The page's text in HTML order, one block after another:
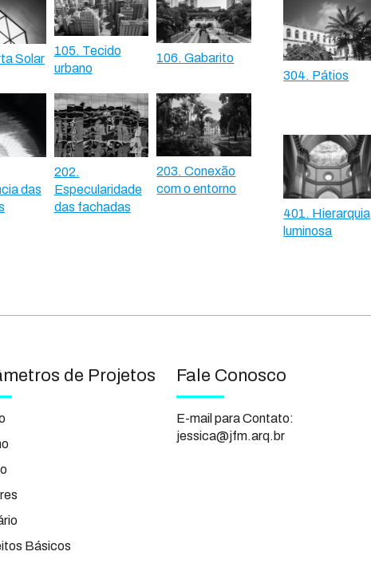
Solar
105. Tecido
urbano
106. Gabarito
das
202.
Especularidade
das fachadas
203. Conexão
com o entorno
304. Pátios
401. Hierarquia
luminosa
de Projetos
Básicos
Fale Conosco
E-mail para Contato:
jessica@jfm.arq.br